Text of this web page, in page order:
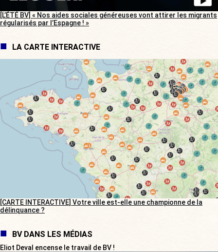
[L’ÉTÉ BV] « Nos aides sociales généreuses vont attirer les migrants
régularisés par l’Espagne ! »
LA CARTE INTERACTIVE
[CARTE INTERACTIVE] Votre ville est-elle une championne de la
délinquance ?
BV DANS LES MÉDIAS
Eliot Deval encense le travail de BV !